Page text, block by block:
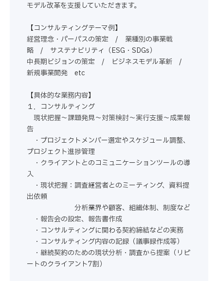
モデル改革を支援していただきます。
【コンサルティングテーマ例】
経営理念・パーパスの策定 / 業種別の事業戦
略 / サステナビリティ（ESG・SDGs）
中長期ビジョンの策定 / ビジネスモデル革新 /
新規事業開発 etc
【具体的な業務内容】
１．コンサルティング
現状把握～課題発見～対策検討～実行支援～成果報
告
・プロジェクトメンバー選定やスケジュール調整、
プロジェクト進捗管理
・クライアントとのコミュニケーションツールの導
入
・現状把握：調査→経営者とのミーティング、資料提
出依頼
分析→業界や顧客、組織体制、制度など
・報告会の設定、報告書作成
・コンサルティングに関わる契約締結などの実務
・コンサルティング内容の記録（議事録作成等）
・継続契約のための現状分析・調査から提案（リピ
ートのクライアント7割）